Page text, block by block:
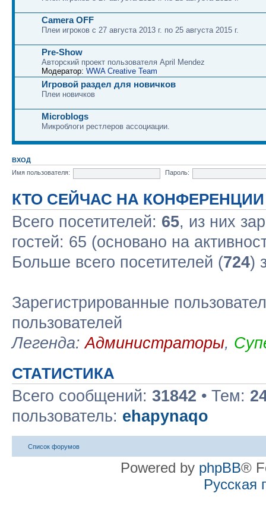
Camera OFF
Плеи игроков с 27 августа 2013 г. по 25 августа 2015 г.
Pre-Show
Авторский проект пользователя April Mendez
Модератор: WWA Creative Team
Игровой раздел для новичков
Плеи новичков
Microblogs
Микроблоги рестлеров ассоциации.
ВХОД
Имя пользователя:
Пароль:
КТО СЕЙЧАС НА КОНФЕРЕНЦИИ
Всего посетителей: 65, из них
гостей: 65 (основано на
Больше всего посетителей (724)
Зарегистрированные
пользователей
Легенда:Администраторы,
СТАТИСТИКА
Всего сообщений: 31842 • Тем:
пользователь: ehapynaqo
Список форумов
Powered by phpBB®
Русская